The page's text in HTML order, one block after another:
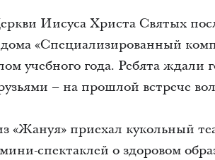
Иисуса Христа Святых
«Специализированный
учебного года. Ребята ждали
– на прошлой встрече
«Жануя» приехал кукольный
спектаклей о здоровом